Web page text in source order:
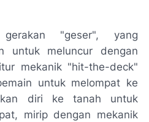
"geser", yang
untuk meluncur dengan
mekanik "hit-the-deck"
untuk melompat ke
diri ke tanah untuk
mirip dengan mekanik